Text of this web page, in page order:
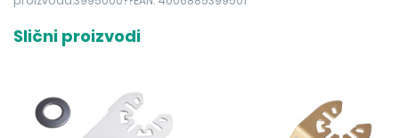
Slični proizvodi